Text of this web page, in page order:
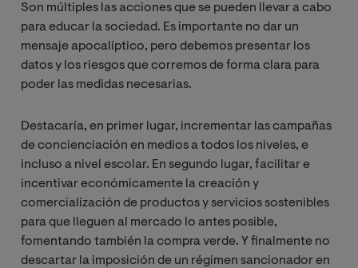
Son múltiples las acciones que se pueden llevar a cabo
para educar la sociedad. Es importante no dar un
mensaje apocalíptico, pero debemos presentar los
datos y los riesgos que corremos de forma clara para
poder las medidas necesarias.
Destacaría, en primer lugar, incrementar las campañas
de concienciación en medios a todos los niveles, e
incluso a nivel escolar. En segundo lugar, facilitar e
incentivar económicamente la creación y
comercialización de productos y servicios sostenibles
para que lleguen al mercado lo antes posible,
fomentando también la compra verde. Y finalmente no
descartar la imposición de un régimen sancionador en